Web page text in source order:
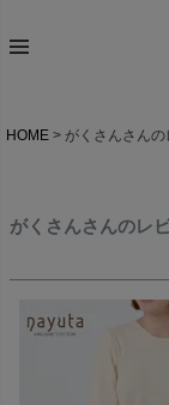
HOME がくさんさんの
がくさんさんのレ